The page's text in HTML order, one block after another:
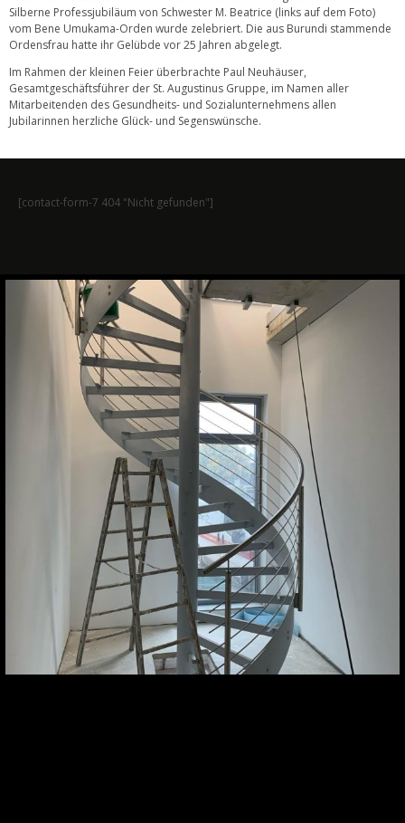
Silberne Professjubiläum von Schwester M. Beatrice (links auf dem Foto)
vom Bene Umukama-Orden wurde zelebriert. Die aus Burundi stammende
Ordensfrau hatte ihr Gelübde vor 25 Jahren abgelegt.
Im Rahmen der kleinen Feier überbrachte Paul Neuhäuser,
Gesamtgeschäftsführer der St. Augustinus Gruppe, im Namen aller
Mitarbeitenden des Gesundheits- und Sozialunternehmens allen
Jubilarinnen herzliche Glück- und Segenswünsche.
[contact-form-7 404 "Nicht gefunden"]